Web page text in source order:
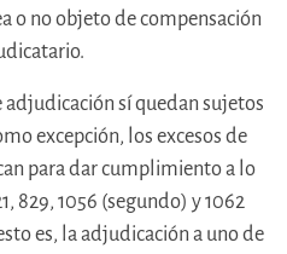
o no objeto de compensación
adjudicación sí quedan sujetos
excepción, los excesos de
para dar cumplimiento a lo
829, 1056 (segundo) y 1062
es, la adjudicación a uno de